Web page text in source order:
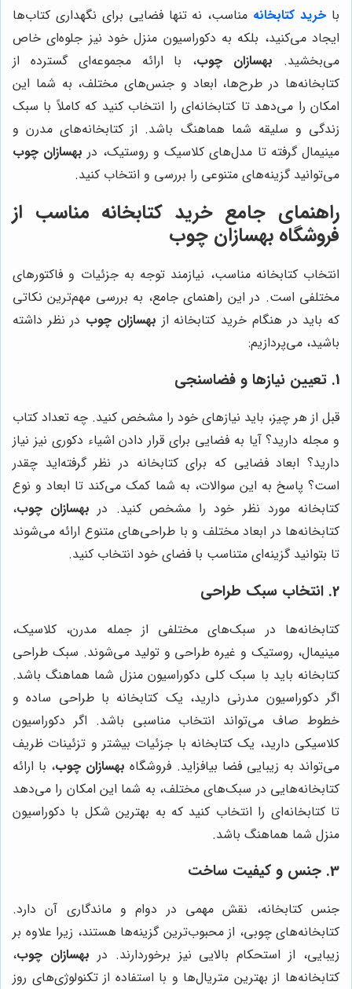
با خرید کتابخانه مناسب، نه تنها فضایی برای نگهداری کتاب‌ها
ایجاد می‌کنید، بلکه به دکوراسیون منزل خود نیز جلوه‌ای خاص
می‌بخشید. بهسازان چوب، با ارائه مجموعه‌ای گسترده از
کتابخانه‌ها در طرح‌ها، ابعاد و جنس‌های مختلف، به شما این
امکان را می‌دهد تا کتابخانه‌ای را انتخاب کنید که کاملاً با سبک
زندگی و سلیقه شما هماهنگ باشد. از کتابخانه‌های مدرن و
مینیمال گرفته تا مدل‌های کلاسیک و روستیک، در بهسازان چوب
می‌توانید گزینه‌های متنوعی را بررسی و انتخاب کنید.
راهنمای جامع خرید کتابخانه مناسب از
فروشگاه بهسازان چوب
انتخاب کتابخانه مناسب، نیازمند توجه به جزئیات و فاکتورهای
مختلفی است. در این راهنمای جامع، به بررسی مهم‌ترین نکاتی
که باید در هنگام خرید کتابخانه از بهسازان چوب در نظر داشته
باشید، می‌پردازیم:
1. تعیین نیازها و فضاسنجی
قبل از هر چیز، باید نیازهای خود را مشخص کنید. چه تعداد کتاب
و مجله دارید؟ آیا به فضایی برای قرار دادن اشیاء دکوری نیز نیاز
دارید؟ ابعاد فضایی که برای کتابخانه در نظر گرفته‌اید چقدر
است؟ پاسخ به این سوالات، به شما کمک می‌کند تا ابعاد و نوع
کتابخانه مورد نظر خود را مشخص کنید. در بهسازان چوب،
کتابخانه‌ها در ابعاد مختلف و با طراحی‌های متنوع ارائه می‌شوند
تا بتوانید گزینه‌ای متناسب با فضای خود انتخاب کنید.
2. انتخاب سبک طراحی
کتابخانه‌ها در سبک‌های مختلفی از جمله مدرن، کلاسیک،
مینیمال، روستیک و غیره طراحی و تولید می‌شوند. سبک طراحی
کتابخانه باید با سبک کلی دکوراسیون منزل شما هماهنگ باشد.
اگر دکوراسیون مدرنی دارید، یک کتابخانه با طراحی ساده و
خطوط صاف می‌تواند انتخاب مناسبی باشد. اگر دکوراسیون
کلاسیکی دارید، یک کتابخانه با جزئیات بیشتر و تزئینات ظریف
می‌تواند به زیبایی فضا بیافزاید. فروشگاه بهسازان چوب، با ارائه
کتابخانه‌هایی در سبک‌های مختلف، به شما این امکان را می‌دهد
تا کتابخانه‌ای را انتخاب کنید که به بهترین شکل با دکوراسیون
منزل شما هماهنگ باشد.
3. جنس و کیفیت ساخت
جنس کتابخانه، نقش مهمی در دوام و ماندگاری آن دارد.
کتابخانه‌های چوبی، از محبوب‌ترین گزینه‌ها هستند، زیرا علاوه بر
زیبایی، از استحکام بالایی نیز برخوردارند. در بهسازان چوب،
کتابخانه‌ها از بهترین متریال‌ها و با استفاده از تکنولوژی‌های روز